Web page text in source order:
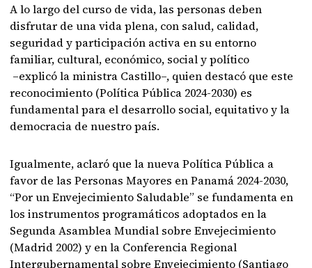
A lo largo del curso de vida, las personas deben
disfrutar de una vida plena, con salud, calidad,
seguridad y participación activa en su entorno
familiar, cultural, económico, social y político
–explicó la ministra Castillo–, quien destacó que este
reconocimiento (Política Pública 2024-2030) es
fundamental para el desarrollo social, equitativo y la
democracia de nuestro país.
Igualmente, aclaró que la nueva Política Pública a
favor de las Personas Mayores en Panamá 2024-2030,
“Por un Envejecimiento Saludable” se fundamenta en
los instrumentos programáticos adoptados en la
Segunda Asamblea Mundial sobre Envejecimiento
(Madrid 2002) y en la Conferencia Regional
Intergubernamental sobre Envejecimiento (Santiago